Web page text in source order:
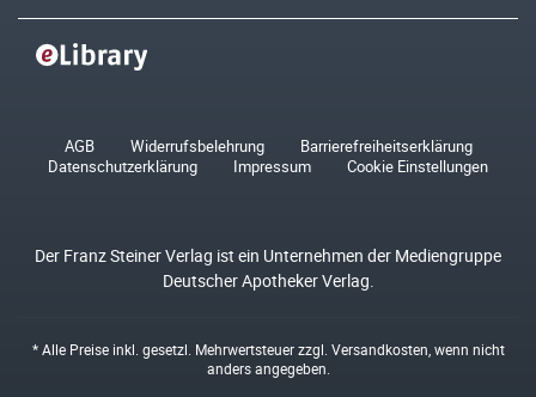
AGB Widerrufsbelehrung
Barrierefreiheitserklärung
Datenschutzerklärung
Impressum Cookie Einstellungen
Der Franz Steiner Verlag ist ein Unternehmen der Mediengruppe
Deutscher Apotheker Verlag.
* Alle Preise inkl. gesetzl. Mehrwertsteuer zzgl. Versandkosten , wenn nicht
anders angegeben.